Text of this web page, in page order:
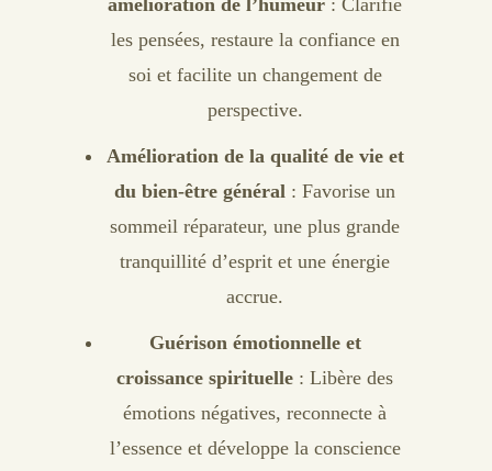
amélioration de l’humeur : Clarifie
les pensées, restaure la confiance en
soi et facilite un changement de
perspective.
Amélioration de la qualité de vie et
du bien-être général : Favorise un
sommeil réparateur, une plus grande
tranquillité d’esprit et une énergie
accrue.
Guérison émotionnelle et
croissance spirituelle : Libère des
émotions négatives, reconnecte à
l’essence et développe la conscience